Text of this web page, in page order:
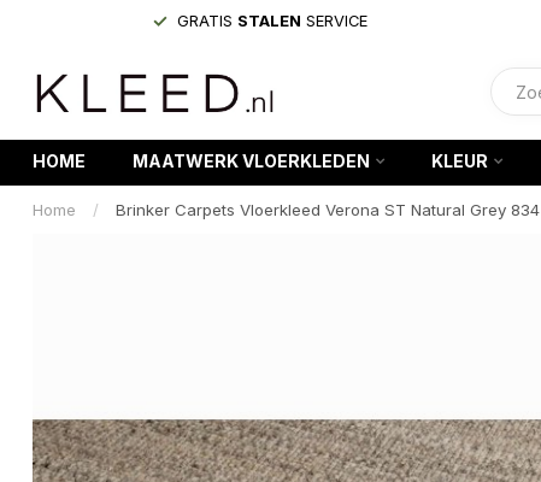
GRATIS STALEN SERVICE
HOME MAATWERK VLOERKLEDEN KLEUR
Home / Brinker Carpets Vloerkleed Verona ST Natural Grey 834